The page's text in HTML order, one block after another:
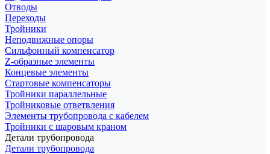
Отводы
Переходы
Тройники
Неподвижные опоры
Cильфонный компенсатор
Z-образные элементы
Концевые элементы
Стартовые компенсаторы
Тройники параллельные
Тройниковые ответвления
Элементы трубопровода с кабелем
Тройники с шаровым краном
Детали трубопровода
Детали трубопровода